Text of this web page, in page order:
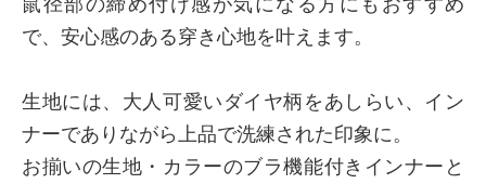
で、安心感のある穿き心地を叶えます。
生地には、大人可愛いダイヤ柄をあしらい、イン
ナーでありながら上品で洗練された印象に。
お揃いの生地・カラーのブラ機能付きインナーと